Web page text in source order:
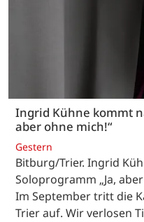
Ingrid Kühne kommt
aber ohne mich!“
Gestern
Bitburg/Trier. Ingrid
Soloprogramm „Ja,
Im September tritt die
Trier auf. Wir verlosen